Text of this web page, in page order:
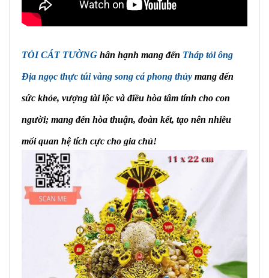
TỎI CÁT TƯỜNG hân hạnh mang đến Tháp tỏi ông
Địa ngọc thực túi vàng song cá phong thủy mang đến
sức khỏe, vượng tài lộc và điều hòa tâm tính cho con
người; mang đến hòa thuận, đoàn kết, tạo nên nhiều
mối quan hệ tích cực cho gia chủ!